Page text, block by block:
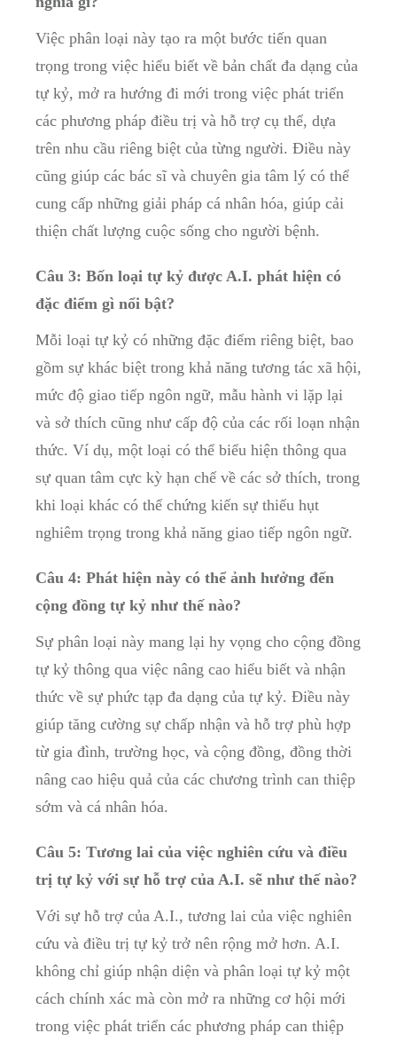
Việc phân ‌loại này tạo ra một bước ⁣tiến quan⁤
trọng trong việc hiểu biết ⁢về bản chất đa dạng của
tự kỷ, mở ⁣ra ⁤hướng ⁤đi mới trong việc phát ‍triển
các phương pháp ⁤điều trị và hỗ trợ cụ thể,⁣ dựa
trên‍ nhu cầu riêng biệt của từng​ người. Điều này
⁤cũng giúp các bác sĩ và chuyên gia tâm‌ lý ‍có thể
cung cấp những giải pháp‍ cá nhân hóa, giúp cải​
thiện chất ‍lượng cuộc ‍sống cho ‍người bệnh.
Câu 3: Bốn loại tự kỷ‌ được A.I. phát hiện có​
đặc điểm gì nổi bật?
Mỗi ⁣loại ​tự kỷ có những đặc điểm riêng‍ biệt,‍ bao⁤
gồm sự⁣ khác biệt trong ⁣khả ​năng tương tác xã hội,
mức độ giao tiếp ngôn ngữ, mẫu hành vi lặp ‌lại
⁢và sở​ thích cũng như cấp độ của các rối loạn nhận
‍thức. Ví dụ, một loại có thể biểu hiện thông ⁣qua
sự quan ‍tâm cực kỳ hạn​ chế về các sở thích,⁢ trong
khi loại khác có thể chứng kiến⁢ sự thiếu​ hụt
nghiêm ⁤trọng trong khả năng giao tiếp ngôn⁢ ngữ.
Câu 4: Phát hiện này có ⁣thể ảnh hưởng‍ đến
cộng đồng tự kỷ như thế⁣ nào?
Sự phân‍ loại này mang lại hy vọng⁣ cho cộng đồng
tự kỷ thông qua⁢ việc nâng cao hiểu biết và nhận
thức về sự phức ‌tạp đa dạng‌ của tự kỷ. Điều này
giúp tăng cường sự chấp⁣ nhận và hỗ trợ ‌phù hợp
từ gia đình,⁣ trường học, và ⁤cộng đồng, đồng thời
nâng cao hiệu⁤ quả của​ các chương trình can ​thiệp
sớm và cá ​nhân hóa.
Câu ‌5: Tương lai của việc nghiên cứu ⁤và điều
trị tự kỷ với sự hỗ trợ⁢ của A.I. sẽ như thế nào?
Với sự hỗ trợ của A.I., tương lai của việc⁤ nghiên
cứu⁣ và điều trị tự kỷ trở nên rộng mở ‌hơn. A.I.
không chỉ​ giúp nhận⁢ diện và phân loại tự kỷ​ một
cách chính xác mà ⁢còn mở ⁢ra những cơ​ hội mới
trong việc phát triển các‍ phương pháp can thiệp